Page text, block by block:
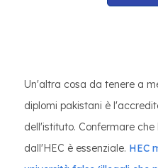
Un'altra cosa da tenere a
diplomi pakistani è
dell'istituto. Confermare
dall'HEC è essenziale. HEC